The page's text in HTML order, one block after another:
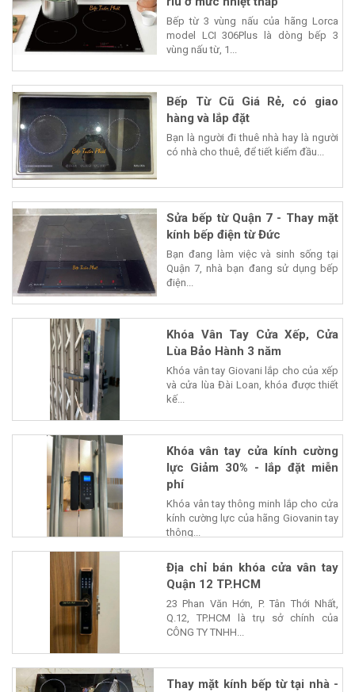
Bếp từ 3 vùng nấu của hãng Lorca
model LCI 306Plus là dòng bếp 3
vùng nấu từ, 1...
Bếp Từ Cũ Giá Rẻ, có giao
hàng và lắp đặt
Bạn là người đi thuê nhà hay là người
có nhà cho thuê, để tiết kiểm đầu...
Sửa bếp từ Quận 7 - Thay mặt
kính bếp điện từ Đức
Bạn đang làm việc và sinh sống tại
Quận 7, nhà bạn đang sử dụng bếp
điện...
Khóa Vân Tay Cửa Xếp, Cửa
Lùa Bảo Hành 3 năm
Khóa vân tay Giovani lắp cho của xếp
và cửa lùa Đài Loan, khóa được thiết
kế...
Khóa vân tay cửa kính cường
lực Giảm 30% - lắp đặt miễn
phí
Khóa vân tay thông minh lắp cho cửa
kính cường lực của hãng Giovanin tay
thông...
Địa chỉ bán khóa cửa vân tay
Quận 12 TP.HCM
23 Phan Văn Hớn, P. Tân Thới Nhất,
Q.12, TP.HCM là trụ sở chính của
CÔNG TY TNHH...
Thay mặt kính bếp từ tại nhà -